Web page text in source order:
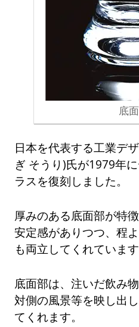
底
日本を代表する工業デ
ぎ そうり)氏が1979年
ラスを復刻しました。
厚みのある底面部が特
安定感がありつつ、程
も両立してくれています
底面部は、注いだ飲み
対側の風景等を映し出
てくれます。